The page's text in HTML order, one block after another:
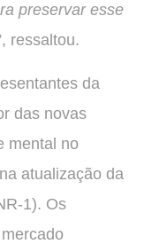
preservar esse
ressaltou.
da
das novas
mental no
atualização da
1). Os